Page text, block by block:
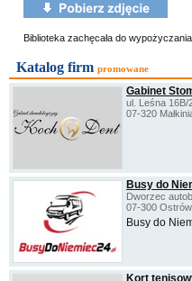
Biblioteka zachęcała do
Katalog firm promowane
Gabinet
ul. Leśna 16B/
07-320
Busy do
Dworzec
07-300
Busy do
Kort